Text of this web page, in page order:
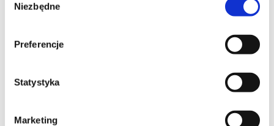
zgody
Niezbędne
Preferencje
Statystyka
Marketing